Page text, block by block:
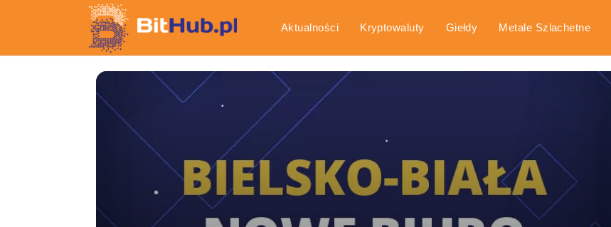
Aktualności Kryptowaluty Giełdy Metale Szlachetne
Gospodarka